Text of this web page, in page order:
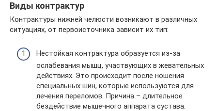
Виды контрактур
Контрактуры нижней челюсти возникают в различных
ситуациях, от первоисточника зависит их тип:
Нестойкая контрактура образуется из-за
ослабевания мышц, участвующих в жевательных
действиях. Это происходит после ношения
специальных шин, которые используются для
лечения переломов. Причина – длительное
бездействие мышечного аппарата сустава.